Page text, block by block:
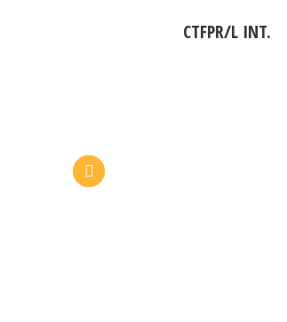
CTFPR/L INT.